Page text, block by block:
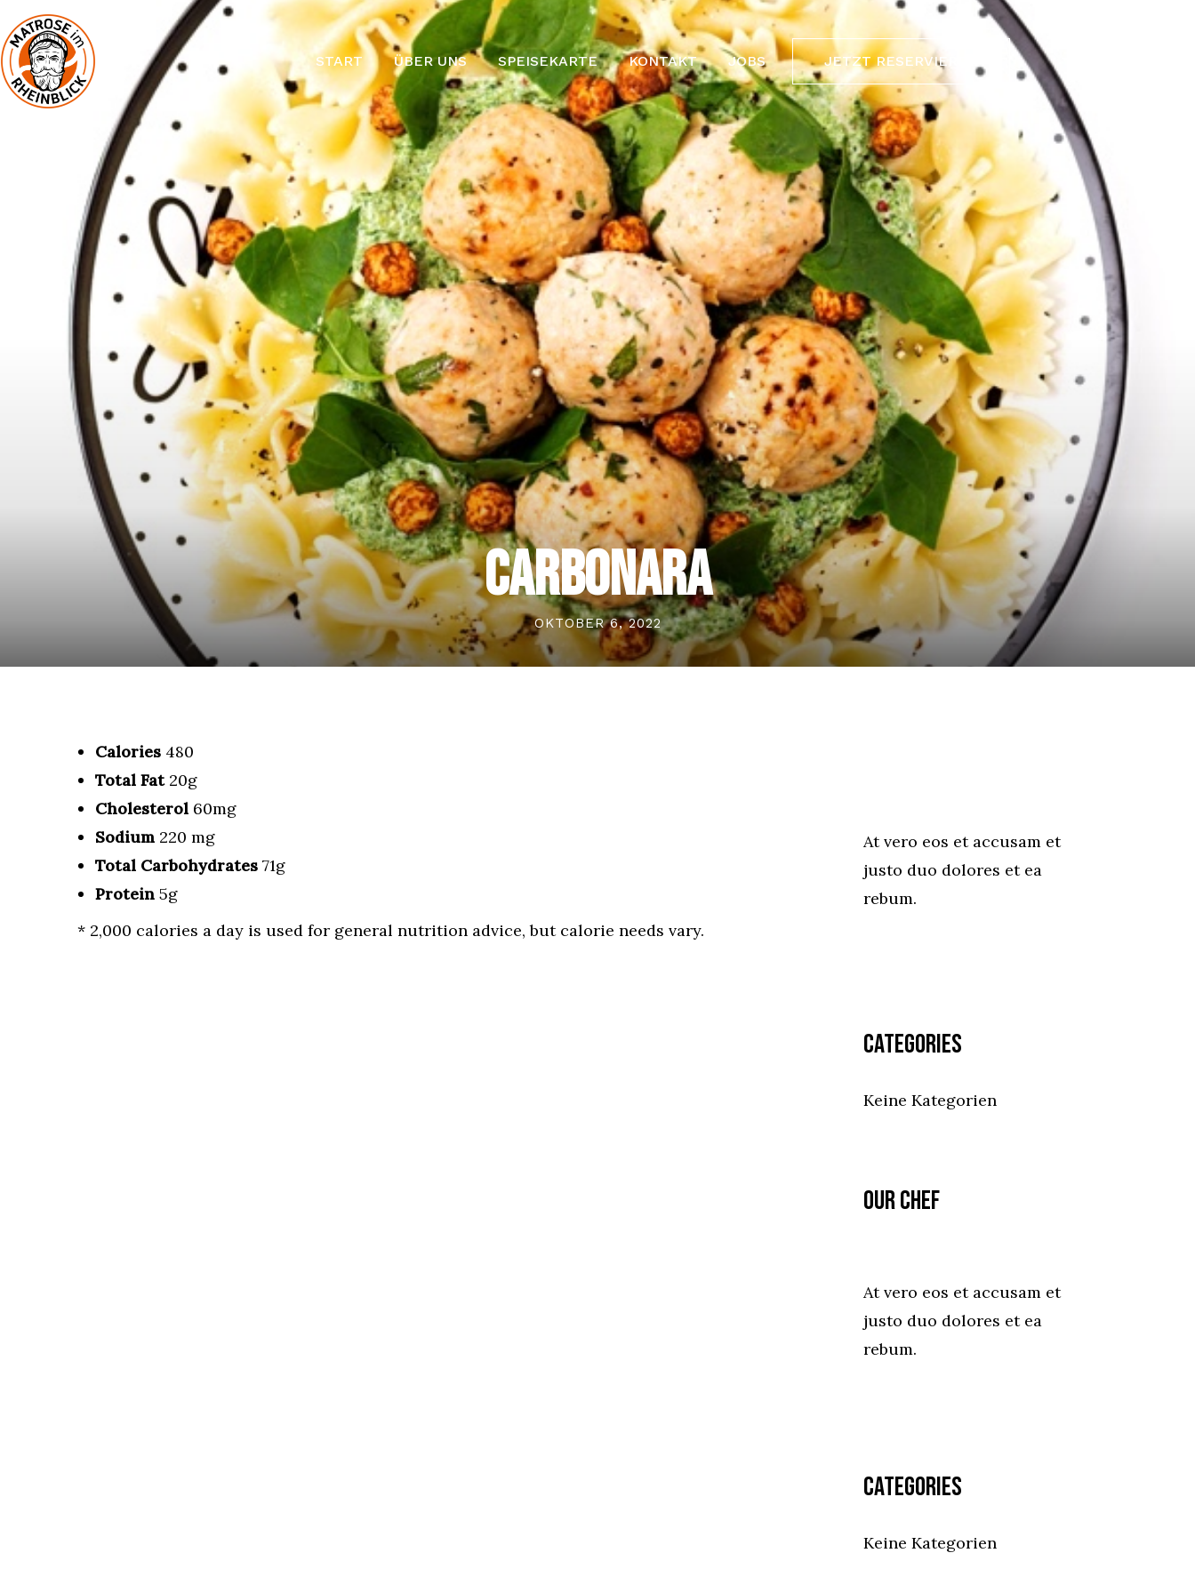
START ÜBER UNS SPEISEKARTE KONTAKT JOBS JETZT RESERVIEREN
Carbonara
OKTOBER 6, 2022
Calories 480
Total Fat20g
Cholesterol 60mg
Sodium 220 mg
Total Carbohydrates 71g
Protein 5g
* 2,000 calories a day is used for general nutrition advice, but calorie needs vary.
At vero eos et accusam et
justo duo dolores et ea
rebum.
Categories
Keine Kategorien
Our Chef
At vero eos et accusam et
justo duo dolores et ea
rebum.
Categories
Keine Kategorien